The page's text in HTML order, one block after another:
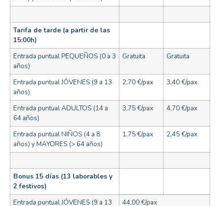
Tarifa de tarde (a partir de las
15:00h)
Entrada puntual PEQUEÑOS (0 a 3
años)
Gratuita Gratuita
Entrada puntual JÓVENES (9 a 13
años)
2,70 €/pax 3,40 €/pax
Entrada puntual ADULTOS (14 a
64 años)
3,75 €/pax 4,70 €/pax
Entrada puntual NIÑOS (4 a 8
años) y MAYORES (> 64 años)
1,75 €/pax 2,45 €/pax
Bonus 15 días (13 laborables y
2 festivos)
Entrada puntual JÓVENES (9 a 13
44,00 €/pax